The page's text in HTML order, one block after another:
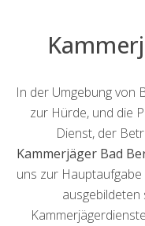
In der Umgebung von
zur Hürde, und die
Dienst, der
Kammerjäger Bad
uns zur